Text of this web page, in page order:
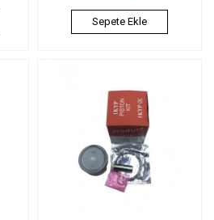
Sepete Ekle